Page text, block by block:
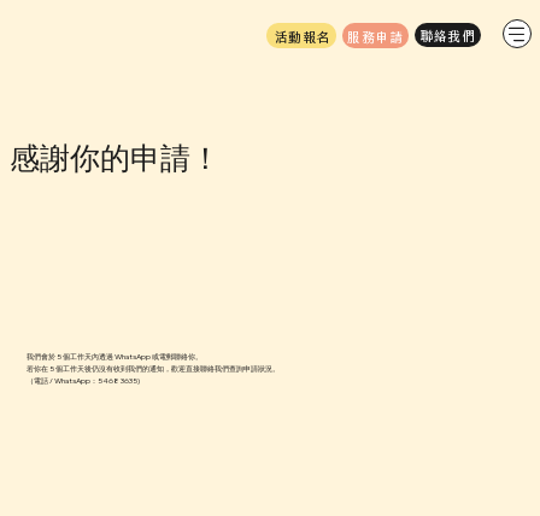
活動報名 服務申請
感謝你的申請！
我們會於 5 個工作天內透過 WhatsApp 或電郵聯絡你。
若你在 5 個工作天後仍沒有收到我們的通知，歡迎直接聯絡我們查詢申請狀況。
（電話 / WhatsApp：5468 3635)